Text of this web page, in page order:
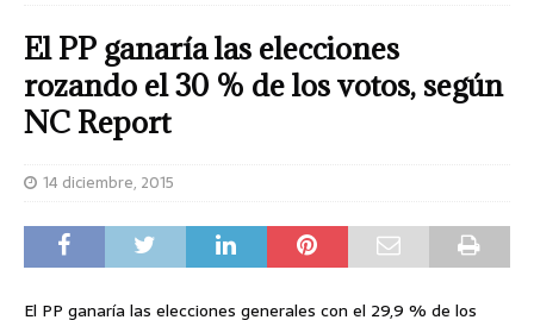
El PP ganaría las elecciones
rozando el 30 % de los votos, según
NC Report
14 diciembre, 2015
El PP ganaría las elecciones generales con el 29,9 % de los